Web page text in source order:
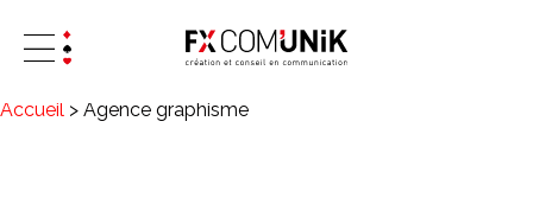
Accueil > Agence graphisme